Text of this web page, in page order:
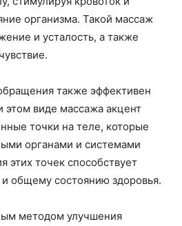
организма. Такой массаж
и усталость, а также
также эффективен
виде массажа акцент
точки на теле, которые
органами и системами
этих точек способствует
общему состоянию здоровья.
методом улучшения